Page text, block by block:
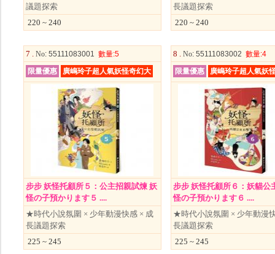
議題探索
220 ~ 240
長議題探索
220 ~ 240
7 . No: 55111083001 數量:5
限量優惠
廣嶋玲子超人氣妖怪奇幻大
步步 妖怪托顧所５：公主招親試煉 妖
怪の子預かります５ ....
★時代小說氛圍 × 少年動漫快感 × 成
長議題探索
225 ~ 245
8 . No: 55111083002 數量:4
限量優惠
廣嶋玲子超人氣妖
步步 妖怪托顧所６：妖貓公
怪の子預かります６ ....
★時代小說氛圍 × 少年動漫
長議題探索
225 ~ 245